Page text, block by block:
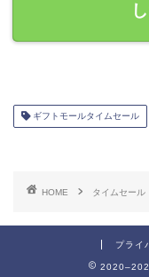
ギフトモールタイムセール
HOME タイムセール
プライ